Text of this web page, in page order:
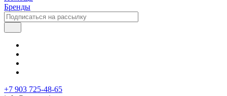
Бренды
+7 903 725-48-65